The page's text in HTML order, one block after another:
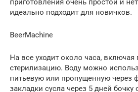
приготовления очень простой и
идеально подходит для новичков.
BeerMachine
На все уходит около часа,
стерилизацию. Воду можно
питьевую или пропущенную через
закладки сусла через 5 дней бочку